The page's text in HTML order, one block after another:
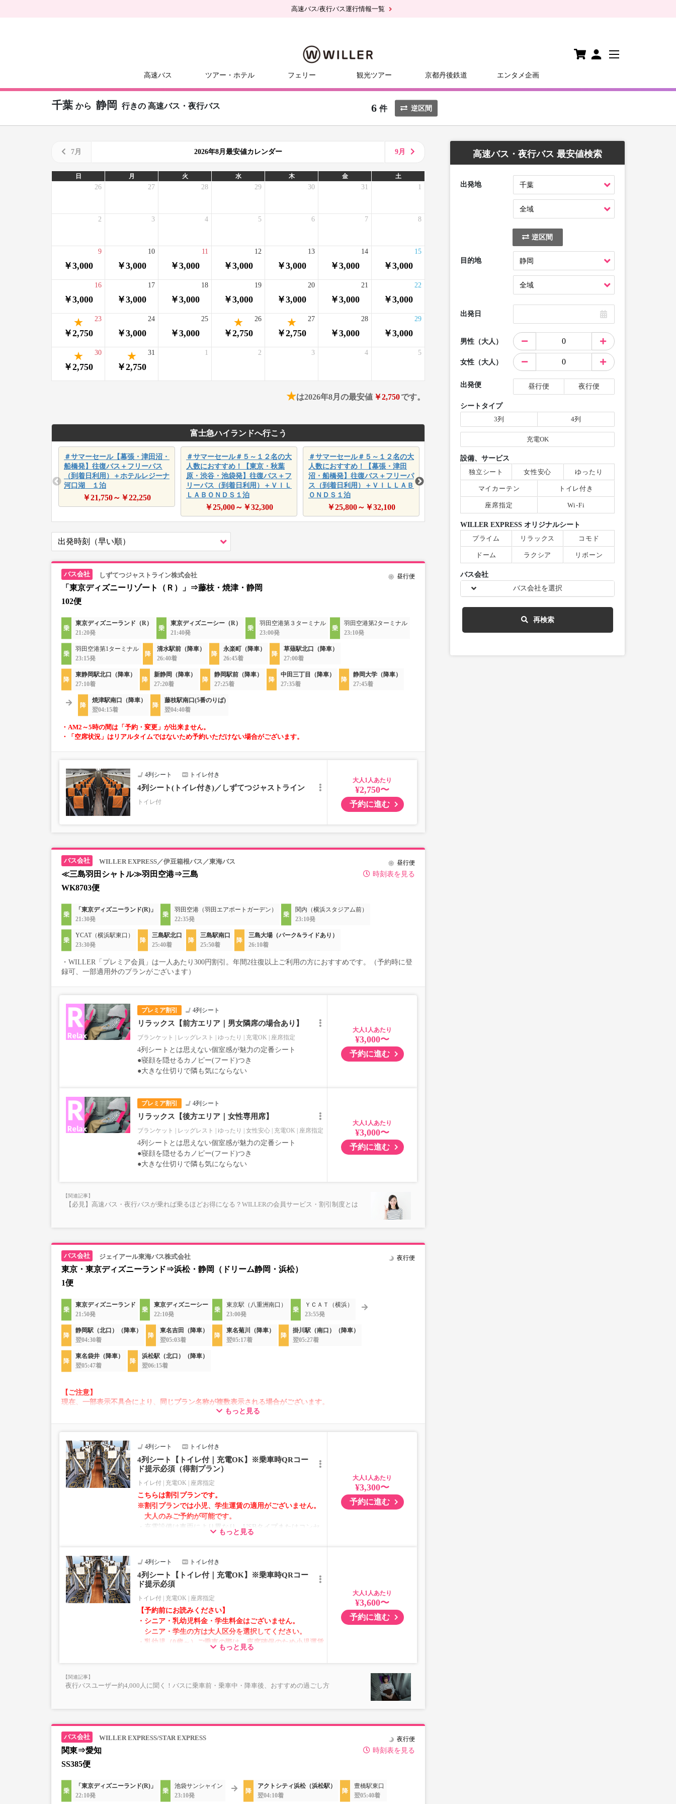
高速バス/夜行バス運行情報一覧
高速バス ツアー・ホテル フェリー 観光ツアー 京都丹後鉄道 エンタメ企画
千葉 から 静岡 行きの 高速バス・夜行バス 6 件 逆区間
7月 2026年8月最安値カレンダー 9月
日 月 火 水 木 金 土
26 27 28 29 30 31 1
2 3 4 5 6 7 8
￥3,000
9
￥3,000
10
￥3,000
11
￥3,000
12
￥3,000
13
￥3,000
14
￥3,000
15
￥3,000
16
￥3,000
17
￥3,000
18
￥3,000
19
￥3,000
20
￥3,000
21
￥3,000
22
￥2,750
23
￥3,000
24
￥3,000
25
￥2,750
26
￥2,750
27
￥3,000
28
￥3,000
29
￥2,750
30
￥2,750
31 1 2 3 4 5
★は2026年8月の最安値 ￥2,750です。
富士急ハイランドへ行こう
＃サマーセール【幕張・津田沼・
船橋発】往復バス＋フリーパス
（到着日利用）＋ホテルレジーナ
河口湖 １泊
￥21,750～￥22,250
＃サマーセール＃５～１２名の大
人数におすすめ！【東京・秋葉
原・渋谷・池袋発】往復バス＋フ
リーパス（到着日利用）＋ＶＩＬ
ＬＡＢＯＮＤＳ１泊
￥25,000～￥32,300
＃サマーセール＃５～１２名の大
人数におすすめ！【幕張・津田
沼・船橋発】往復バス＋フリーパ
ス（到着日利用）＋ＶＩＬＬＡＢ
ＯＮＤＳ１泊
￥25,800～￥32,100
＃サマーセール【幕張・津田沼・
船橋発】往復バス＋フリーパス
（到着日利用）＋ロイヤルホテル
20,570～￥34,720
橋発】往復バス＋フリーパス（到
着日利用）
￥12,200
しずてつジャストライン株式会社
「東京ディズニーリゾート（Ｒ）」⇒藤枝・焼津・静岡
102便
昼行便
東京ディズニーランド（R）
21:20発
東京ディズニーシー（R）
21:40発
羽田空港第３ターミナル
23:00発
羽田空港第2ターミナル
23:10発
羽田空港第1ターミナル
23:15発
清水駅前（降車）
26:40着
永楽町（降車）
26:45着
草薙駅北口（降車）
27:00着
東静岡駅北口（降車）
27:10着
新静岡（降車）
27:20着
静岡駅前（降車）
27:25着
中田三丁目（降車）
27:35着
静岡大学（降車）
27:45着
焼津駅南口（降車）
翌04:15着
藤枝駅南口(5番のりば)
翌04:40着
・AM2～5時の間は「予約・変更」が出来ません。
・「空席状況」はリアルタイムではないため予約いただけない場合がございます。
4列シート トイレ付き
4列シート(トイレ付き)／しずてつジャストライン
トイレ付
大人
¥2,750〜
予約に進む
WILLER EXPRESS／伊豆箱根バス／東海バス
≪三島羽田シャトル≫羽田空港⇒三島
WK8703便
時刻表を見る
昼行便
「東京ディズニーランド(R)」
21:30発
羽田空港（羽田エアポートガーデン）
22:35発
関内（横浜スタジアム前）
23:10発
YCAT（横浜駅東口）
23:30発
三島駅北口
25:40着
三島駅南口
25:50着
三島大場（パーク&ライドあり）
26:10着
・WILLER「プレミア会員」は一人あたり300円割引。年間2往復以上ご利用の方におすすめです。（予約時に登
録可、一部適用外のプランがございます）
プレミア割引 4列シート
リラックス【前方エリア｜男女隣席の場合あり】
ブランケット レッグレスト ゆったり 充電OK 座席指定
4列シートとは思えない個室感が魅力の定番シート
●寝顔を隠せるカノピー(フード)つき
●大きな仕切りで隣も気にならない
大人
¥3,000〜
予約に進む
プレミア割引 4列シート
リラックス【後方エリア｜女性専用席】
ブランケット レッグレスト ゆったり 女性安心 充電OK 座席指定
4列シートとは思えない個室感が魅力の定番シート
●寝顔を隠せるカノピー(フード)つき
●大きな仕切りで隣も気にならない
大人
¥3,000〜
予約に進む
【必見】高速バス・夜行バスが乗れば乗るほどお得になる？WILLERの会員サービス・割引制度とは
ジェイアール東海バス株式会社
東京・東京ディズニーランド⇒浜松・静岡（ドリーム静岡・浜松）
1便
夜行便
東京ディズニーランド
21:50発
東京ディズニーシー
22:10発
東京駅（八重洲南口）
23:00発
ＹＣＡＴ（横浜）
23:55発
静岡駅（北口）（降車）
翌04:30着
東名吉田（降車）
翌05:03着
東名菊川（降車）
翌05:17着
掛川駅（南口）（降車）
翌05:27着
東名袋井（降車）
翌05:47着
浜松駅（北口）（降車）
翌06:15着
【ご注意】
現在、一部表示不具合により、同じプラン名称が複数表示される場合がございます。
その場合、予約操作途中でエラーが発生する可能性がございます。
願いいたします。
もっと見る
4列シート トイレ付き
4列シート【トイレ付｜充電OK】※乗車時QRコー
ド提示必須（得割プラン）
トイレ付 充電OK 座席指定
こちらは割引プランです。
※割引プランでは小児、学生運賃の適用がございません。
大人のみご予約が可能です。
・充電設備は車両により異なり、USBタイプまたはコンセ
ントタイプでのご用意となります。
仕様が変更となる場合がございます。あらかじめご了承く
ださい。
もっと見る
大人
¥3,300〜
予約に進む
4列シート トイレ付き
4列シート【トイレ付｜充電OK】※乗車時QRコー
ド提示必須
トイレ付 充電OK 座席指定
【予約前にお読みください】
・シニア・乳幼児料金・学生料金はございません。
シニア・学生の方は大人区分を選択してください。
・乳幼児（0歳～）ご乗車の際は、座席確保のため小児運賃
乳幼児の方は小児区分を選択してください。
・AM1時～5時の間はシステムメンテナンスの為ご予約が承
す。
・販売日・便ごとに随時価格が変動いたします。購入時に
・充電設備は車両により異なり、USBタイプまたはコンセ
ントタイプでのご用意となります。
もっと見る
大人
¥3,600〜
予約に進む
夜行バスユーザー約4,000人に聞く！バスに乗車前・乗車中・降車後、おすすめの過ごし方
WILLER EXPRESS/STAR EXPRESS
関東⇒愛知
SS385便
時刻表を見る
夜行便
「東京ディズニーランド(R)」
22:10発
池袋サンシャイン
23:10発
アクトシティ浜松（浜松駅）
翌04:10着
豊橋駅東口
翌05:40着
高速バス・夜行バス 最安値検索
出発地
逆区間
目的地
出発日
男性（大人）
女性（大人）
出発便 昼行便 夜行便
シートタイプ
3列
4列
充電OK
設備、サービス
独立シート
女性安心 ゆったり
マイカーテン トイレ付き
座席指定 Wi-Fi
WILLER EXPRESS オリジナルシート
プライム
リラックス コモド
ドーム ラクシア リボーン
バス会社
バス会社を選択
再検索